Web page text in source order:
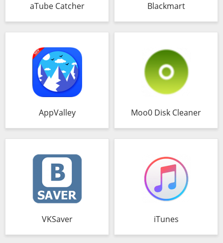
aTube Catcher Blackmart
AppValley Moo0 Disk Cleaner
VKSaver iTunes